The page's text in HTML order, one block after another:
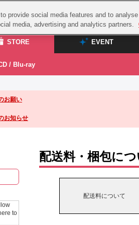
STORE EVENT
STORE
ASOBI STORE TOP
グッズ
/ Blu-ray
ナムコクラシック
スサノオマジック
ガンダムシリーズ
お願い
お知らせ
to
配送料・梱包につ
配送料について
provide social media features and to
media, advertising and analytics partners.